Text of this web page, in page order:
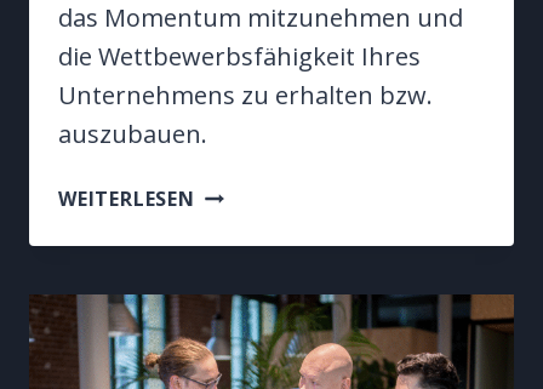
das Momentum mitzunehmen und
die Wettbewerbsfähigkeit Ihres
Unternehmens zu erhalten bzw.
auszubauen.
WEITERLESEN KI-
–
BLEIBT,
WENN
DIE